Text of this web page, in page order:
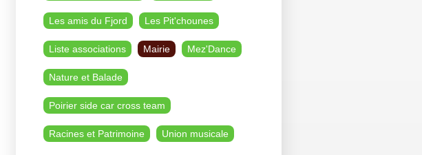
Les amis du Fjord Les Pit'chounes
Liste associations Mairie Mez'Dance
Nature et Balade
Poirier side car cross team
Racines et Patrimoine Union musicale